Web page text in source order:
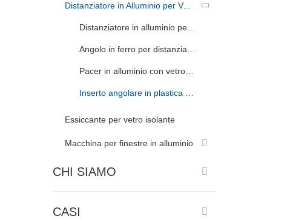
Distanziatore in Alluminio per Vetrate Isolanti
Essiccante per vetro isolante
Macchina per finestre in alluminio
CHI SIAMO
CASI